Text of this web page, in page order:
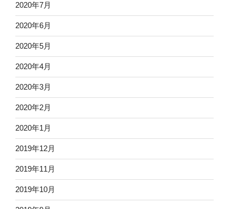
2020年7月
2020年6月
2020年5月
2020年4月
2020年3月
2020年2月
2020年1月
2019年12月
2019年11月
2019年10月